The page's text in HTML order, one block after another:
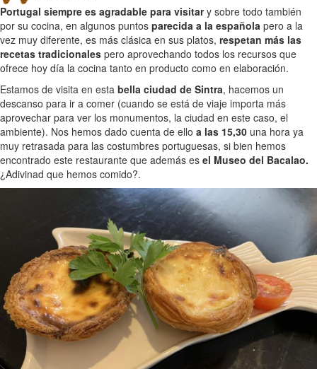
Portugal siempre es agradable para visitary sobre todo también
por su cocina, en algunos puntos parecida a la española pero a la
vez muy diferente, es más clásica en sus platos, respetan más las
recetas tradicionales pero aprovechando todos los recursos que
ofrece hoy día la cocina tanto en producto como en elaboración.
Estamos de visita en esta bella ciudad de Sintra, hacemos un
descanso para ir a comer (cuando se está de viaje importa más
aprovechar para ver los monumentos, la ciudad en este caso, el
ambiente). Nos hemos dado cuenta de ello a las 15,30 una hora ya
muy retrasada para las costumbres portuguesas, si bien hemos
encontrado este restaurante que además es el Museo del Bacalao.
¿Adivinad que hemos comido?.